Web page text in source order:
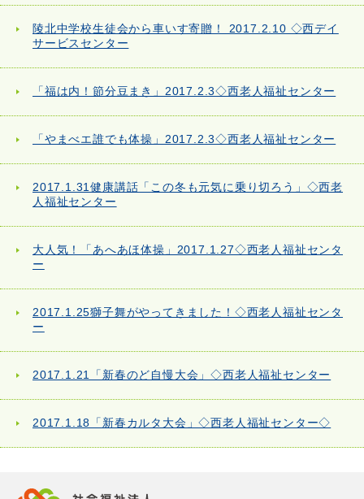
陵北中学校生徒会から車いす寄贈！ 2017.2.10 ◇西デイ
サービスセンター
「福は内！節分豆まき」2017.2.3◇西老人福祉センター
「やまべエ誰でも体操」2017.2.3◇西老人福祉センター
2017.1.31健康講話「この冬も元気に乗り切ろう」◇西老
人福祉センター
大人気！「あへあほ体操」2017.1.27◇西老人福祉センタ
ー
2017.1.25獅子舞がやってきました！◇西老人福祉センタ
ー
2017.1.21「新春のど自慢大会」◇西老人福祉センター
2017.1.18「新春カルタ大会」◇西老人福祉センター◇